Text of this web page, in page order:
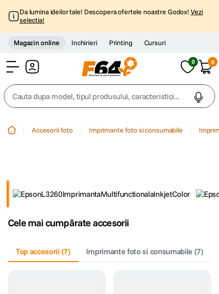
Da lumina ideilor tale! Descopera ofertele noastre Godox! Vezi
selectia!
Magazin online Inchirieri Printing Cursuri
0 0
Cauta dupa model, tipul produsului, caracteristici...
3. trepied telefon
peak design
lavaliera
Accesorii foto Imprimante foto si consumabile
Cele mai cumpărate accesorii
Top accesorii (7) Imprimante foto si consumabile (7)